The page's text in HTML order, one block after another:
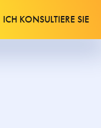
ICH KONSULTIERE SIE